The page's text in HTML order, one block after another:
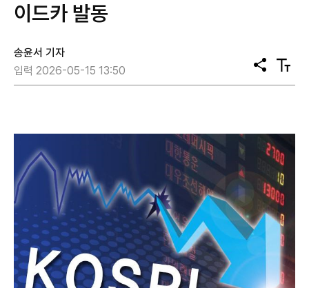
이드카 발동
송윤서 기자
입력 2026-05-15 13:50
공
유
텍
스